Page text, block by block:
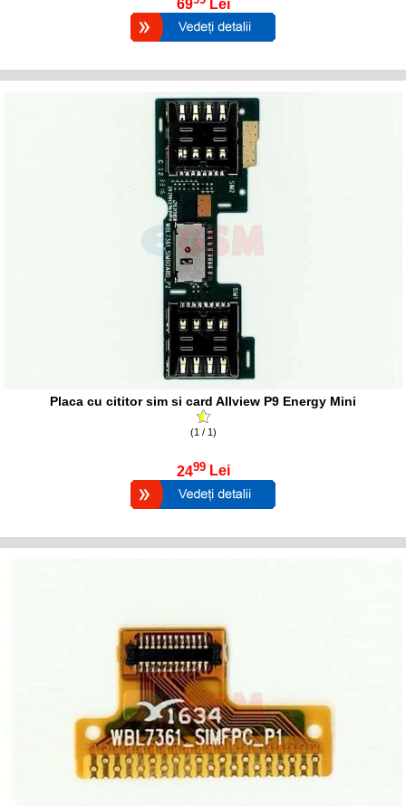
69 Lei
Placa cu cititor sim si card Allview P9 Energy Mini
(1 / 1)
2499 Lei